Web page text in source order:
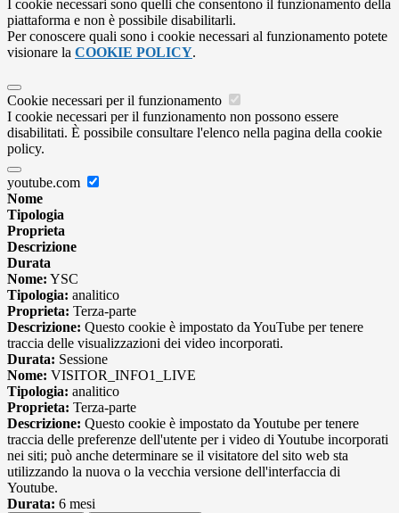
I cookie necessari sono quelli che consentono il funzionamento della
piattaforma e non è possibile disabilitarli.
Per conoscere quali sono i cookie necessari al funzionamento potete
visionare la COOKIE POLICY.
Cookie necessari per il funzionamento
I cookie necessari per il funzionamento non possono essere
disabilitati. È possibile consultare l'elenco nella pagina della cookie
policy.
youtube.com
Nome
Tipologia
Proprieta
Descrizione
Durata
Nome: YSC
Tipologia: analitico
Proprieta: Terza-parte
Descrizione: Questo cookie è impostato da YouTube per tenere
traccia delle visualizzazioni dei video incorporati.
Durata: Sessione
Nome: VISITOR_INFO1_LIVE
Tipologia: analitico
Proprieta: Terza-parte
Descrizione: Questo cookie è impostato da Youtube per tenere
traccia delle preferenze dell'utente per i video di Youtube incorporati
nei siti; può anche determinare se il visitatore del sito web sta
utilizzando la nuova o la vecchia versione dell'interfaccia di
Youtube.
Durata: 6 mesi